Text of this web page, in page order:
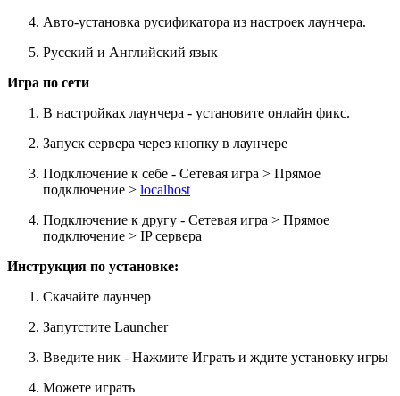
Авто-установка русификатора из настроек лаунчера.
Русский и Английский язык
Игра по сети
В настройках лаунчера - установите онлайн фикс.
Запуск сервера через кнопку в лаунчере
Подключение к себе - Сетевая игра > Прямое
подключение > localhost
Подключение к другу - Сетевая игра > Прямое
подключение > IP сервера
Инструкция по установке:
Скачайте лаунчер
Запутстите Launcher
Введите ник - Нажмите Играть и ждите установку игры
Можете играть